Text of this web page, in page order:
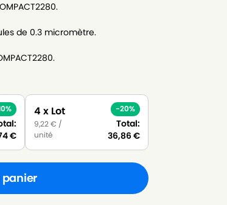
de 0.3 micromètre.
€
4 x Lot
9,22€ /
unité
-20%
Total:
36,86€
panier